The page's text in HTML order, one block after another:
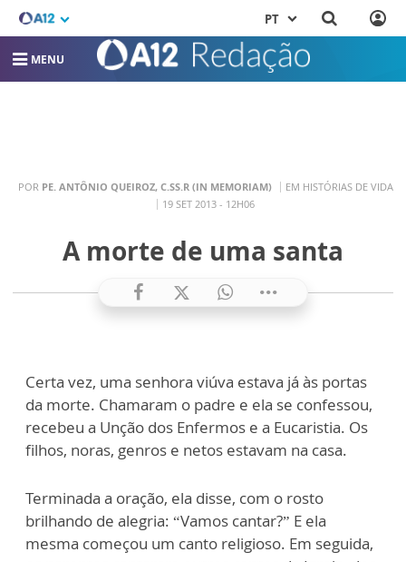
PT
MENU
POR PE. ANTÔNIO QUEIROZ, C.SS.R (IN MEMORIAM)
EM HISTÓRIAS DE VIDA
19 SET 2013 - 12H06
A morte de uma santa
Certa vez, uma senhora viúva estava já às portas
da morte. Chamaram o padre e ela se confessou,
recebeu a Unção dos Enfermos e a Eucaristia. Os
filhos, noras, genros e netos estavam na casa.
Terminada a oração, ela disse, com o rosto
brilhando de alegria: “Vamos cantar?” E ela
mesma começou um canto religioso. Em seguida,